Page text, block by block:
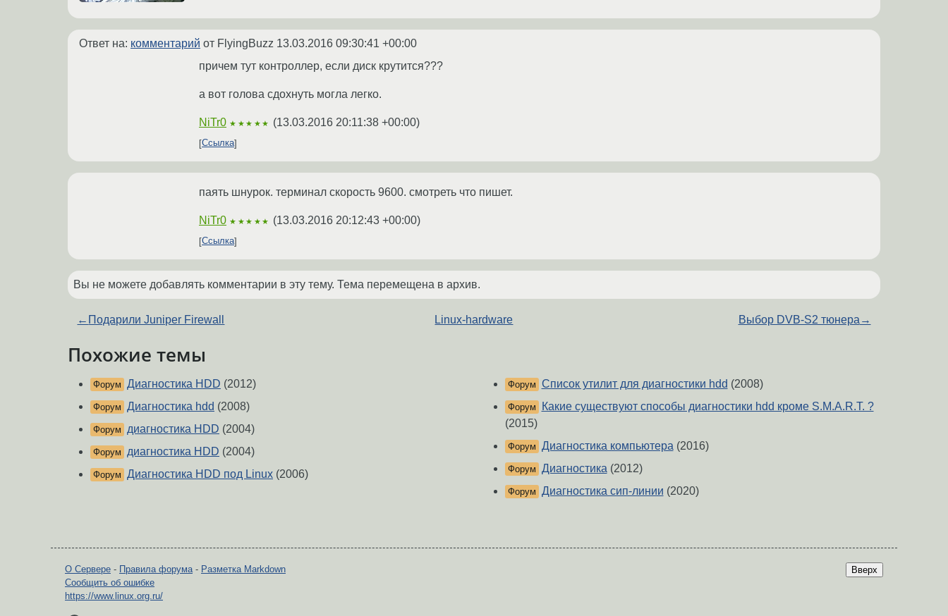
Ответ на: комментарий от FlyingBuzz 13.03.2016 09:30:41 +00:00
причем тут контроллер, если диск крутится???
а вот голова сдохнуть могла легко.
NiTr0 ★★★★★ (13.03.2016 20:11:38 +00:00)
Ссылка
паять шнурок. терминал скорость 9600. смотреть что пишет.
NiTr0 ★★★★★ (13.03.2016 20:12:43 +00:00)
Ссылка
Вы не можете добавлять комментарии в эту тему. Тема перемещена в архив.
← Подарили Juniper Firewall Linux-hardware Выбор DVB-S2 тюнера →
Похожие темы
Форум Диагностика HDD (2012)
Форум Диагностика hdd (2008)
Форум диагностика HDD (2004)
Форум диагностика HDD (2004)
Форум Диагностика HDD под Linux (2006)
Форум Список утилит для диагностики hdd (2008)
Форум
Какие существуют способы диагностики hdd кроме S.M.A.R.T. ?
(2015)
Форум Диагностика компьютера (2016)
Форум Диагностика (2012)
Форум Диагностика сип-линии (2020)
Вверх
О Сервере - Правила форума- Разметка Markdown
Сообщить об ошибке
https://www.linux.org.ru/